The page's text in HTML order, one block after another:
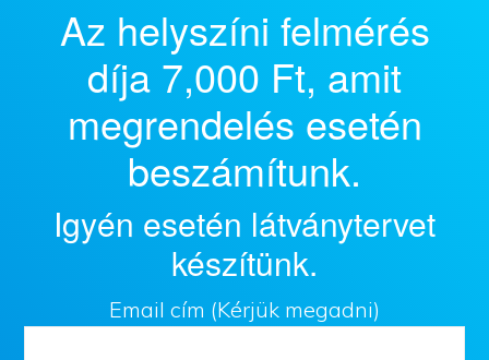
Az helyszíni felmérés
díja 7,000 Ft, amit
megrendelés esetén
beszámítunk.
Igyén esetén látványtervet
készítünk.
Email cím (Kérjük megadni)